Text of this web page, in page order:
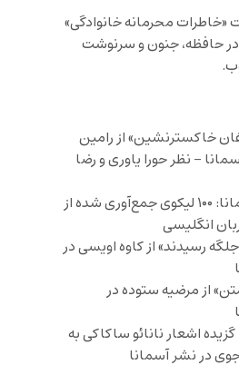
محرمانه خانوادگی»
حافظه، جنون و سرنوشت
خاکسترنشین» از رامین
– نظر حورا یاوری و رضا
در انتشارات آسمانا: ۱۰۰ لیکوی جمع‌آوری شده از
انگلیسی
رسیدند» از کاوه اویسی در
از مرضیه ستوده در
گزیده اشعار نانائو ساکاکی به
در نشر آسمانا